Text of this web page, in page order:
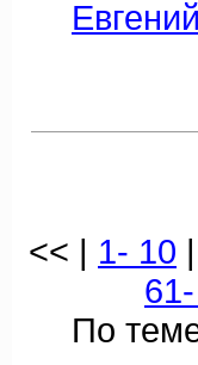
<< | 1- 10 |
По